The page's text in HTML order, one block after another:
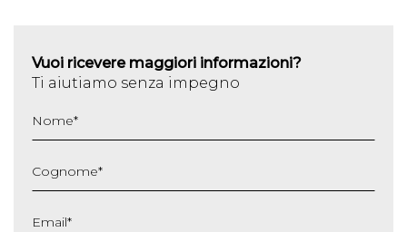
Vuoi ricevere maggiori informazioni?
Ti aiutiamo senza impegno
Nome*
Cognome*
Email*